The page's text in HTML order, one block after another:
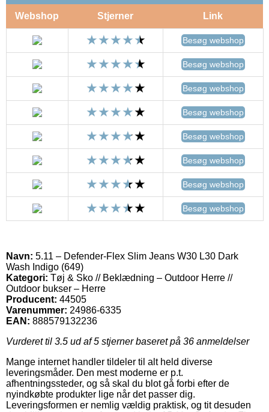
Webshop Stjerner Link
Besøg webshop
Besøg webshop
Besøg webshop
Besøg webshop
Besøg webshop
Besøg webshop
Besøg webshop
Besøg webshop
Navn: 5.11 – Defender-Flex Slim Jeans W30 L30 Dark
Wash Indigo (649)
Kategori: Tøj & Sko // Beklædning – Outdoor Herre //
Outdoor bukser – Herre
Producent: 44505
Varenummer: 24986-6335
EAN: 888579132236
Vurderet til 3.5 ud af 5 stjerner baseret på 36 anmeldelser
Mange internet handler tildeler til alt held diverse
leveringsmåder. Den mest moderne er p.t.
afhentningssteder, og så skal du blot gå forbi efter de
nyindkøbte produkter lige når det passer dig.
Leveringsformen er nemlig vældig praktisk, og tit desuden